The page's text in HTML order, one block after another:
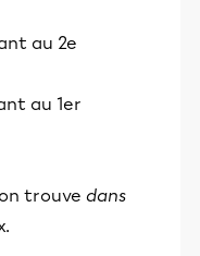
au 2e
au 1er
trouve dans